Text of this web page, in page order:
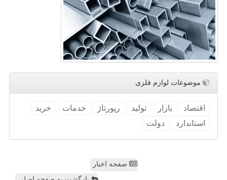
موضوعات لوازم فلزی
اقتصاد بازار تولید رپورتاژ خدمات
خرید
استاندارد
دولت
صفحه اخبار